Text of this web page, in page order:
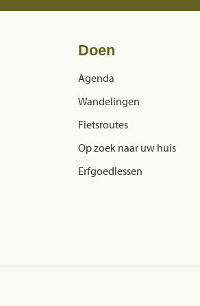
Doen
Agenda
Wandelingen
Fietsroutes
Op zoek naar uw huis
Erfgoedlessen